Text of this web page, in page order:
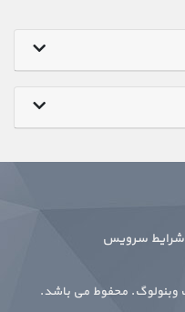
شرایط سرویس